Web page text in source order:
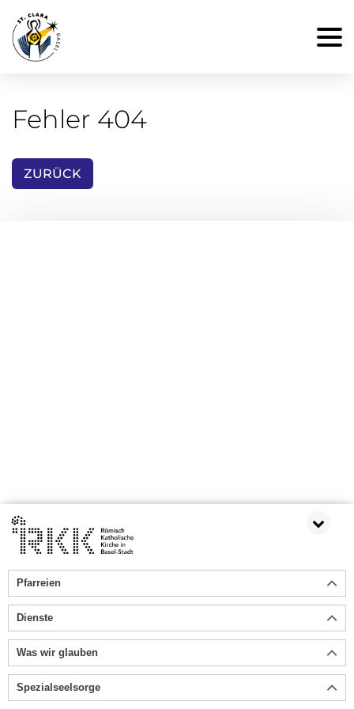
Fehler 404
ZURÜCK
Pfarreien
Dienste
Was wir glauben
Spezialseelsorge